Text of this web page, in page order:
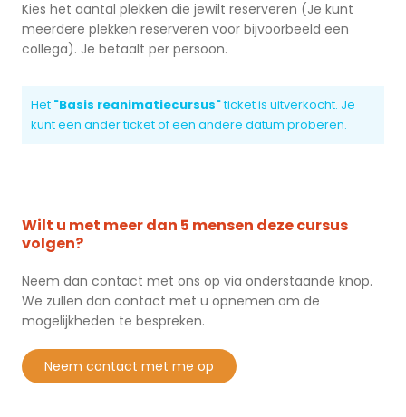
Kies het aantal plekken die jewilt reserveren (Je kunt
meerdere plekken reserveren voor bijvoorbeeld een
collega). Je betaalt per persoon.
Het "Basis reanimatiecursus"ticket is uitverkocht. Je
kunt een ander ticket of een andere datum proberen.
Wilt u met meer dan 5 mensen deze cursus
volgen?
Neem dan contact met ons op via onderstaande knop.
We zullen dan contact met u opnemen om de
mogelijkheden te bespreken.
neem contact met me op